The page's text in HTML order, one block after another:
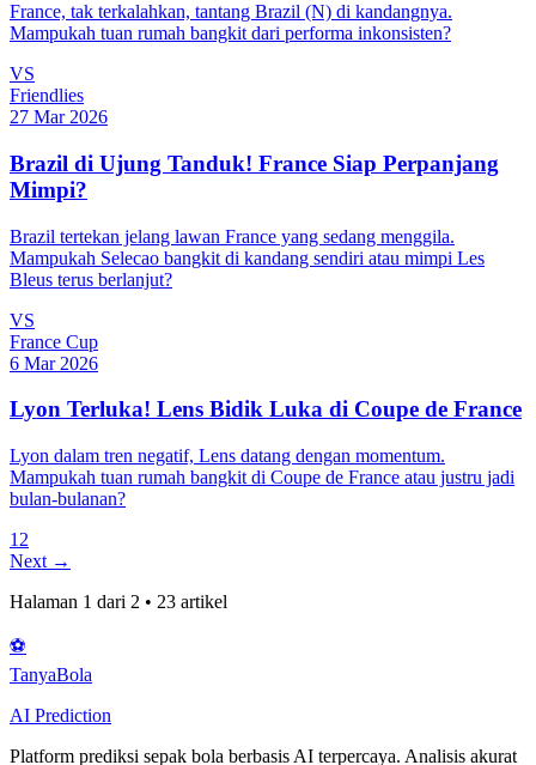
France, tak terkalahkan, tantang Brazil (N) di kandangnya.
Mampukah tuan rumah bangkit dari performa inkonsisten?
VS
Friendlies
27 Mar 2026
Brazil di Ujung Tanduk! France Siap Perpanjang
Mimpi?
Brazil tertekan jelang lawan France yang sedang menggila.
Mampukah Selecao bangkit di kandang sendiri atau mimpi Les
Bleus terus berlanjut?
VS
France Cup
6 Mar 2026
Lyon Terluka! Lens Bidik Luka di Coupe de France
Lyon dalam tren negatif, Lens datang dengan momentum.
Mampukah tuan rumah bangkit di Coupe de France atau justru jadi
bulan-bulanan?
1 2
Next →
Halaman 1 dari 2 • 23 artikel
⚽
TanyaBola
AI Prediction
Platform prediksi sepak bola berbasis AI terpercaya. Analisis akurat